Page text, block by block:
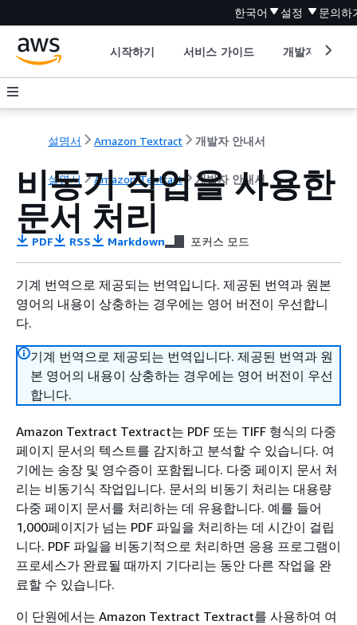
한국어 설정 문의하
시작하기 서비스 가이드 개발자 도구
설명서 Amazon Textract 개발자 안내서
설명서 Amazon Textract 개발자 안내서
비동기 작업을 사용한
문서 처리
PDF RSS Markdown 포커스 모드
기계 번역으로 제공되는 번역입니다. 제공된 번역과 원본
영어의 내용이 상충하는 경우에는 영어 버전이 우선합니
다.
기계 번역으로 제공되는 번역입니다. 제공된 번역과 원
본 영어의 내용이 상충하는 경우에는 영어 버전이 우선
합니다.
Amazon Textract Textract는 PDF 또는 TIFF 형식의 다중
페이지 문서의 텍스트를 감지하고 분석할 수 있습니다. 여
기에는 송장 및 영수증이 포함됩니다. 다중 페이지 문서 처
리는 비동기식 작업입니다. 문서의 비동기 처리는 대용량
다중 페이지 문서를 처리하는 데 유용합니다. 예를 들어
1,000페이지가 넘는 PDF 파일을 처리하는 데 시간이 걸립
니다. PDF 파일을 비동기적으로 처리하면 응용 프로그램이
프로세스가 완료될 때까지 기다리는 동안 다른 작업을 완
료할 수 있습니다.
이 단원에서는 Amazon Textract Textract를 사용하여 여